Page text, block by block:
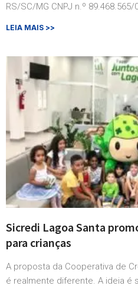
RS/SC/MG CNPJ n.º 89.468.565/
LEIA MAIS >>
Sicredi Lagoa Santa
para crianças
A proposta da Cooperativa de
é realmente diferente. A ideia é